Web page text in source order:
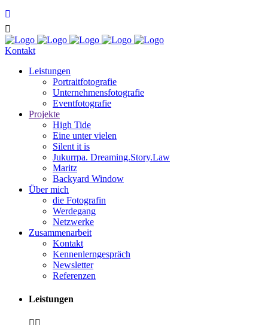
Kontakt
Leis­tun­gen
Por­trait­fo­to­gra­fie
Unter­neh­mens­fo­to­gra­fie
Event­fo­to­gra­fie
Pro­jek­te
High Tide
Eine unter vielen
Silent it is
Jukurr­pa. Dreaming.Story.Law
Maritz
Back­yard Window
Über mich
die Foto­gra­fin
Wer­de­gang
Netz­wer­ke
Zusam­men­ar­beit
Kon­takt
Ken­nen­lern­ge­spräch
News­let­ter
Refe­ren­zen
Leis­tun­gen